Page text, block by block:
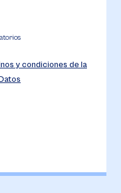
y condiciones de la